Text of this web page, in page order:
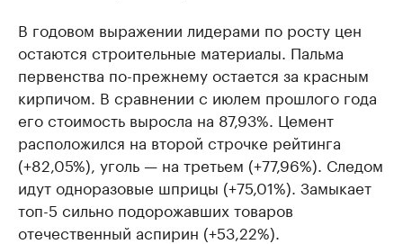
В годовом выражении лидерами по росту цен
остаются строительные материалы. Пальма
первенства по-прежнему остается за красным
кирпичом. В сравнении с июлем прошлого года
его стоимость выросла на 87,93%. Цемент
расположился на второй строчке рейтинга
(+82,05%), уголь — на третьем (+77,96%). Следом
идут одноразовые шприцы (+75,01%). Замыкает
топ-5 сильно подорожавших товаров
отечественный аспирин (+53,22%).